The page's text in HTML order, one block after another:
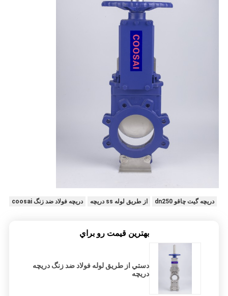
دریچه گیت چاقو dn250 از طریق لوله ss دریچه دریچه فولاد ضد زنگ coosai
بهترين قيمت رو براي
دستي از طریق لوله فولاد ضد زنگ دریچه
دریچه